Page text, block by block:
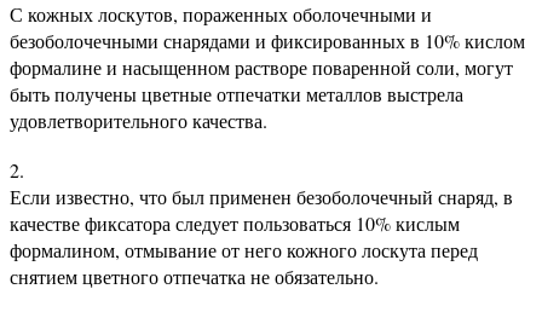
С кожных лоскутов, пораженных оболочечными и
безоболочечными снарядами и фиксированных в 10% кислом
формалине и насыщенном растворе поваренной соли, могут
быть получены цветные отпечатки металлов выстрела
удовлетворительного качества.
Если известно, что был применен безоболочечный снаряд, в
качестве фиксатора следует пользоваться 10% кислым
формалином, отмывание от него кожного лоскута перед
снятием цветного отпечатка не обязательно.